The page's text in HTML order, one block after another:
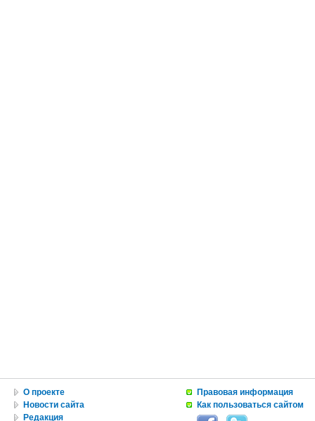
О проекте
Новости сайта
Редакция
Правовая информация
Как пользоваться сайтом